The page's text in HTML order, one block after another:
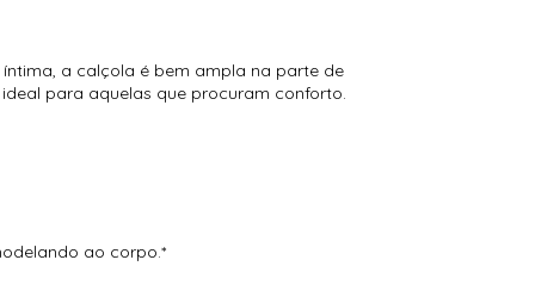
a calçola é bem ampla na parte de
para aquelas que procuram conforto.
ao corpo.*